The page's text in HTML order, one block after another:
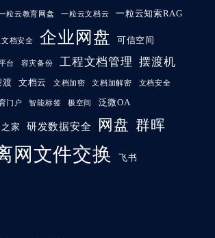
粒云教育网盘 一粒云文档云 一粒云知索RAG
文档安全 企业网盘 可信空间
台 容灾备份 工程文档管理 摆渡机
渡 文档云 文档加密 文档加解密 文档安全
门户 智能标签 极空间 泛微OA
家 研发数据安全 网盘 群晖
网文件交换 飞书